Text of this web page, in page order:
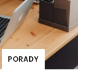
PORADY